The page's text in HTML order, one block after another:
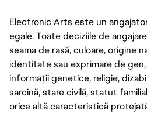
Electronic Arts este un
egale. Toate deciziile de
seama de rasă, culoare, origine
identitate sau exprimare de
informații genetice, religie,
sarcină, stare civilă, statut
orice altă caracteristică